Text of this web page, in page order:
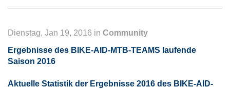
Dienstag, Jan 19, 2016 in Community
Ergebnisse des BIKE-AID-MTB-TEAMS laufende
Saison 2016
Aktuelle Statistik der Ergebnisse 2016 des BIKE-AID-